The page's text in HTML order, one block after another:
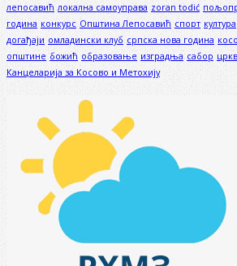
лепосавић локална самоуправа zoran todić
година конкурс Општина Лепосавић спорт култура
догађаји омладински клуб српска нова година
општине божић образовање изградња сабор
Канцеларија за Косово и Метохију